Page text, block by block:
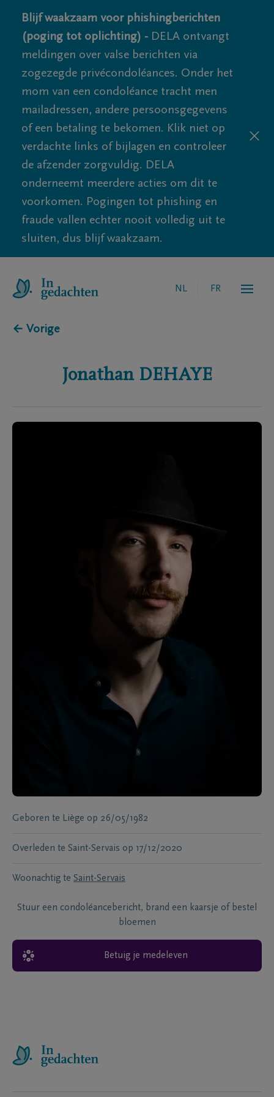
Blijf waakzaam voor phishingberichten
(poging tot oplichting) - DELA ontvangt
meldingen over valse berichten via
zogezegde privécondoléances. Onder het
mom van een condoléance tracht men
mailadressen, andere persoonsgegevens
of een betaling te bekomen. Klik niet op
verdachte links of bijlagen en controleer
de afzender zorgvuldig. DELA
onderneemt meerdere acties om dit te
voorkomen. Pogingen tot phishing en
fraude vallen echter nooit volledig uit te
sluiten, dus blijf waakzaam.
NL FR
← Vorige
Jonathan DEHAYE
Geboren te Liège op 26/05/1982
Overleden te Saint-Servais op 17/12/2020
Woonachtig te Saint-Servais
Stuur een condoléancebericht, brand een kaarsje of bestel
bloemen
Betuig je medeleven